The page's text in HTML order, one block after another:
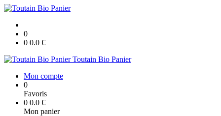
0
0 0.0 €
Toutain Bio Panier
Mon compte
0
Favoris
0 0.0 €
Mon panier